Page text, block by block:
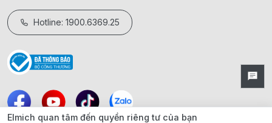
Hotline: 1900.6369.25
Elmich quan tâm đến quyền riêng tư của bạn